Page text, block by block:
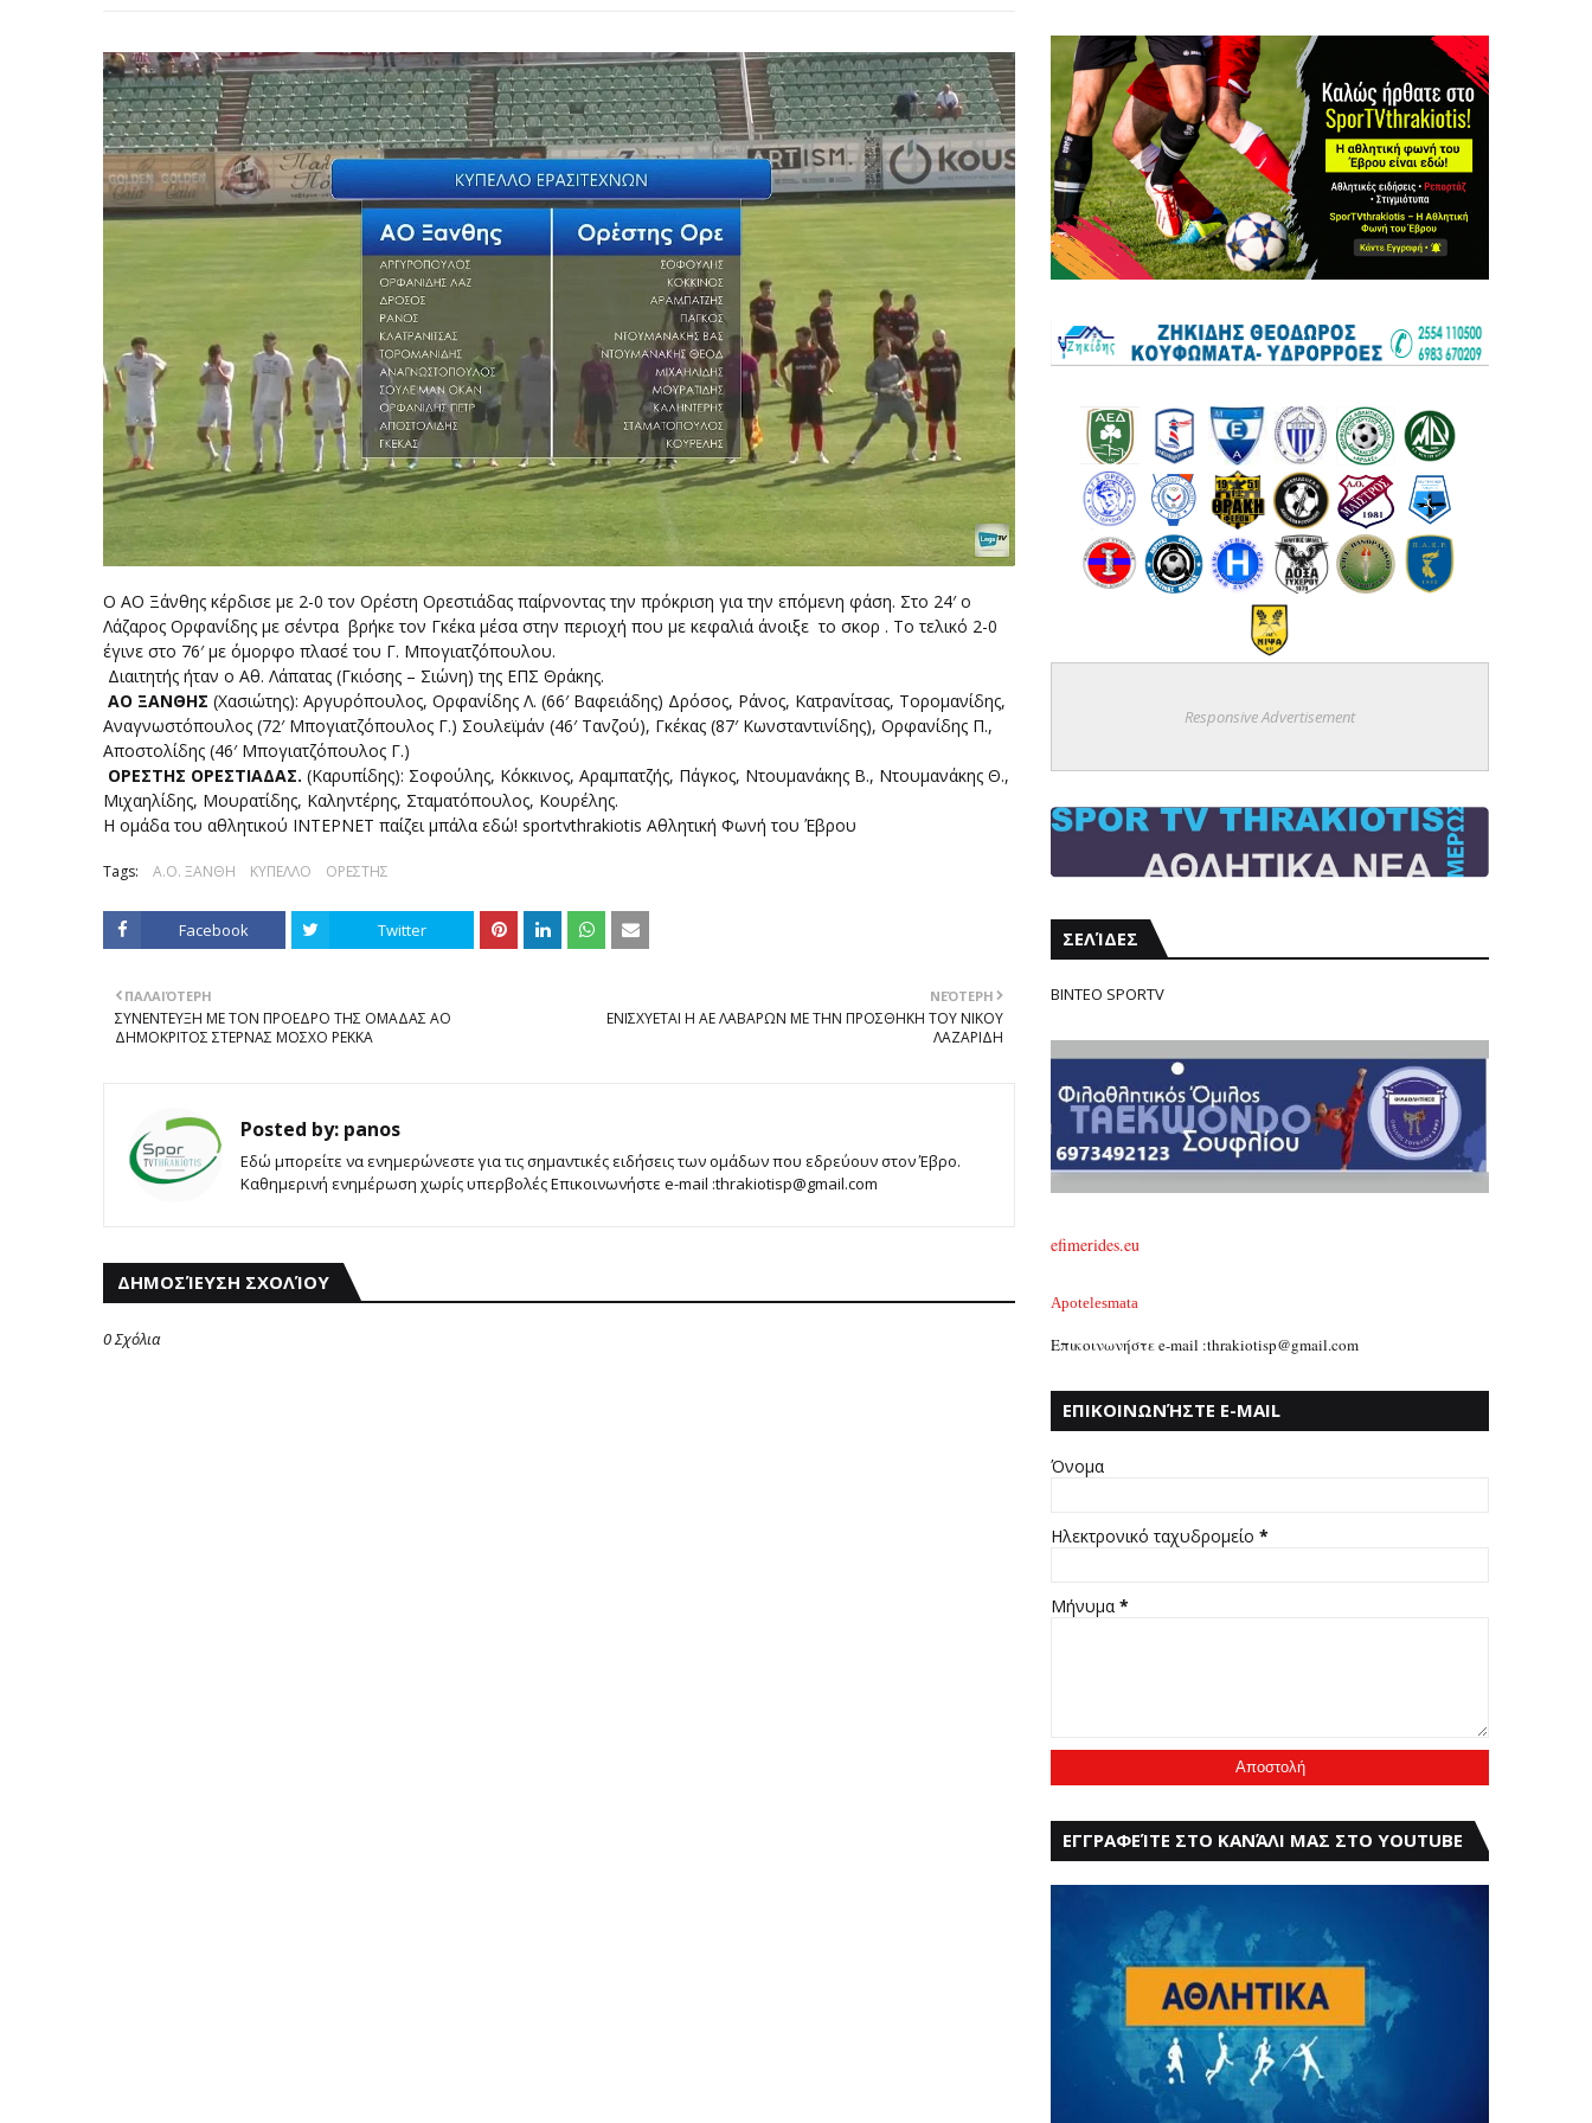
O ΑΟ Ξάνθης κέρδισε με 2-0 τον Ορέστη Ορεστιάδας παίρνοντας την πρόκριση για την επόμενη φάση. Στο 24′ ο
Λάζαρος Ορφανίδης με σέντρα βρήκε τον Γκέκα μέσα στην περιοχή που με κεφαλιά άνοιξε το σκορ . Το τελικό 2-0
έγινε στο 76′ με όμορφο πλασέ του Γ. Μπογιατζόπουλου.
Διαιτητής ήταν ο Αθ. Λάπατας (Γκιόσης – Σιώνη) της ΕΠΣ Θράκης.
ΑΟ ΞΑΝΘΗΣ (Χασιώτης): Αργυρόπουλος, Ορφανίδης Λ. (66′ Βαφειάδης) Δρόσος, Ράνος, Κατρανίτσας, Τορομανίδης,
Αναγνωστόπουλος (72′ Μπογιατζόπουλος Γ.) Σουλεϊμάν (46′ Τανζού), Γκέκας (87′ Κωνσταντινίδης), Ορφανίδης Π.,
Αποστολίδης (46′ Μπογιατζόπουλος Γ.)
ΟΡΕΣΤΗΣ ΟΡΕΣΤΙΑΔΑΣ. (Καρυπίδης): Σοφούλης, Κόκκινος, Αραμπατζής, Πάγκος, Ντουμανάκης Β., Ντουμανάκης Θ.,
Μιχαηλίδης, Μουρατίδης, Καληντέρης, Σταματόπουλος, Κουρέλης.
Η ομάδα του αθλητικού ΙΝΤΕΡΝΕΤ παίζει μπάλα εδώ! sportvthrakiotis Αθλητική Φωνή του Έβρου
Tags: Α.Ο. ΞΑΝΘΗ ΚΥΠΕΛΛΟ ΟΡΕΣΤΗΣ
Facebook Twitter
ΝΕΌΤΕΡΗ
ΕΝΙΣΧΥΕΤΑΙ Η ΑΕ ΛΑΒΑΡΩΝ ΜΕ ΤΗΝ ΠΡΟΣΘΗΚΗ ΤΟΥ ΝΙΚΟΥ
ΛΑΖΑΡΙΔΗ
ΠΑΛΑΙΌΤΕΡΗ
ΣΥΝΕΝΤΕΥΞΗ ΜΕ ΤΟΝ ΠΡΟΕΔΡΟ ΤΗΣ ΟΜΑΔΑΣ ΑΟ
ΔΗΜΟΚΡΙΤΟΣ ΣΤΕΡΝΑΣ ΜΟΣΧΟ ΡΕΚΚΑ
Posted by: panos
Εδώ μπορείτε να ενημερώνεστε για τις σημαντικές ειδήσεις των ομάδων που εδρεύουν στον Έβρο.
Καθημερινή ενημέρωση χωρίς υπερβολές Επικοινωνήστε e-mail :thrakiotisp@gmail.com
ΔΗΜΟΣΊΕΥΣΗ ΣΧΟΛΊΟΥ
0 Σχόλια
Responsive Advertisement
ΣΕΛΊΔΕΣ
ΒΙΝΤΕΟ SPORTV
efimerides.eu
Apotelesmata
Επικοινωνήστε e-mail :thrakiotisp@gmail.com
ΕΠΙΚΟΙΝΩΝΉΣΤΕ E-MAIL
Όνομα
Ηλεκτρονικό ταχυδρομείο *
Μήνυμα *
ΕΓΓΡΑΦΕΊΤΕ ΣΤΟ ΚΑΝΆΛΙ ΜΑΣ ΣΤΟ YOUTUBE